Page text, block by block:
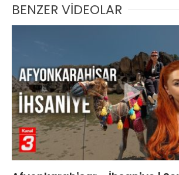
BENZER VİDEOLAR